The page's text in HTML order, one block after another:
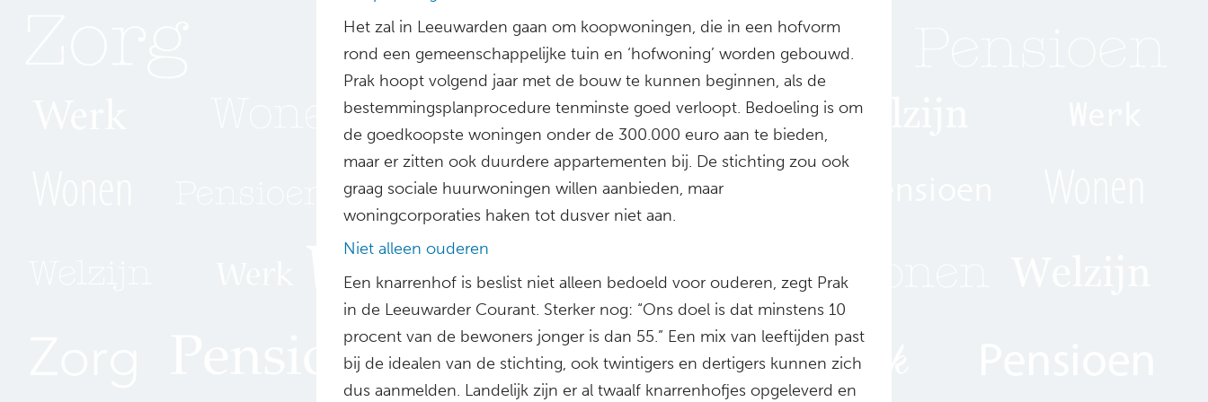
Het zal in Leeuwarden gaan om koopwoningen, die in een hofvorm
rond een gemeenschappelijke tuin en ‘hofwoning’ worden gebouwd.
Prak hoopt volgend jaar met de bouw te kunnen beginnen, als de
bestemmingsplanprocedure tenminste goed verloopt. Bedoeling is om
de goedkoopste woningen onder de 300.000 euro aan te bieden,
maar er zitten ook duurdere appartementen bij. De stichting zou ook
graag sociale huurwoningen willen aanbieden, maar
woningcorporaties haken tot dusver niet aan.
Niet alleen ouderen
Een knarrenhof is beslist niet alleen bedoeld voor ouderen, zegt Prak
in de Leeuwarder Courant. Sterker nog: “Ons doel is dat minstens 10
procent van de bewoners jonger is dan 55.” Een mix van leeftijden past
bij de idealen van de stichting, ook twintigers en dertigers kunnen zich
dus aanmelden. Landelijk zijn er al twaalf knarrenhofjes opgeleverd en